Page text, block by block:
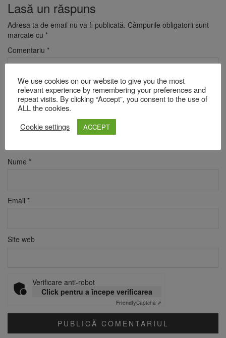
Lasă un răspuns
Adresa ta de email nu va fi publicată. Câmpurile obligatorii sunt
marcate cu *
Comentariu *
Nume *
Email *
Site web
Verificare anti-robot
Click pentru a începe verificarea
FriendlyCaptcha ⇗
We use cookies on our website to give you the most
relevant experience by remembering your preferences and
repeat visits. By clicking “Accept”, you consent to the use of
ALL the cookies.
Cookie settings
ACCEPT